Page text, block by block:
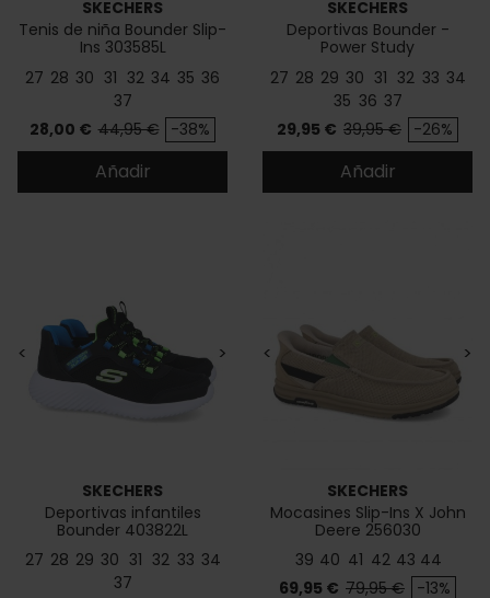
SKECHERS
Tenis de niña Bounder Slip-
Ins 303585L
27 28 30 31 32 34 35 36
37
Precio
28,00 € Precio base
44,95 € -38%
Añadir
SKECHERS
Deportivas Bounder -
Power Study
27 28 29 30 31 32 33 34
35 36 37
Precio
29,95 € Precio base
39,95 € -26%
Añadir
< >
SKECHERS
Deportivas infantiles
Bounder 403822L
27 28 29 30 31 32 33 34
37
< >
SKECHERS
Mocasines Slip-Ins X John
Deere 256030
39 40 41 42 43 44
Precio
69,95 € Precio base
79,95 € -13%